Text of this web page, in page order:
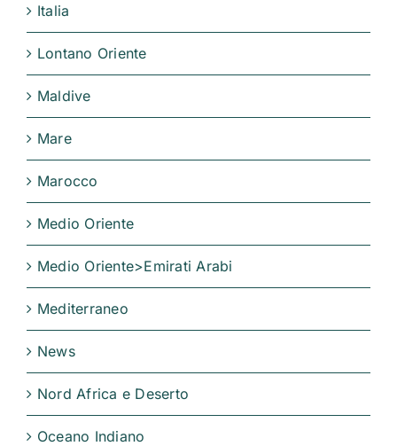
Italia
Lontano Oriente
Maldive
Mare
Marocco
Medio Oriente
Medio Oriente>Emirati Arabi
Mediterraneo
News
Nord Africa e Deserto
Oceano Indiano